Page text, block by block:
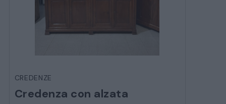
CREDENZE
Credenza con alzata